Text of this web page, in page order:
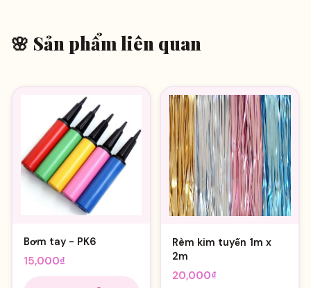
🌸 Sản phẩm liên quan
Bơm tay - PK6
15,000₫
Rèm kim tuyến 1m x
2m
20,000₫